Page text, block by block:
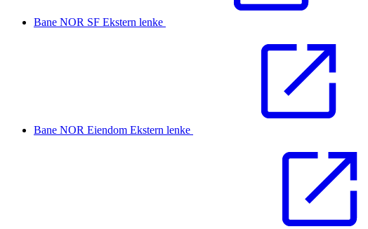
Bane NOR SF Ekstern lenke
Bane NOR Eiendom Ekstern lenke